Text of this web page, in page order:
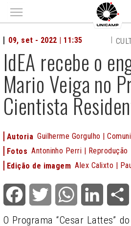
Main menu
IdEA recebe o
Mario Veiga no
Cientista
09, set - 2022 | 11:35
Autoria Guilherme Gorgulho |
Fotos Antoninho Perri | Reprodução
Edição de imagem Alex Calixto |
Facebook Twitter WhatsApp LinkedIn
O Programa “Cesar Lattes”